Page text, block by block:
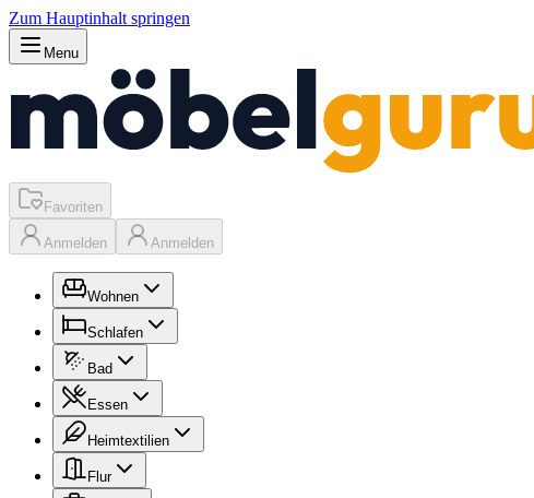
Zum Hauptinhalt springen
Menu
Favoriten
Anmelden Anmelden
Wohnen
Schlafen
Bad
Essen
Heimtextilien
Flur